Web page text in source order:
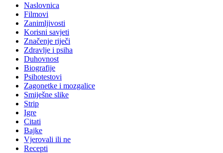
Naslovnica
Filmovi
Zanimljivosti
Korisni savjeti
Značenje riječi
Zdravlje i psiha
Duhovnost
Biografije
Psihotestovi
Zagonetke i mozgalice
Smiješne slike
Strip
Igre
Citati
Bajke
Vjerovali ili ne
Recepti